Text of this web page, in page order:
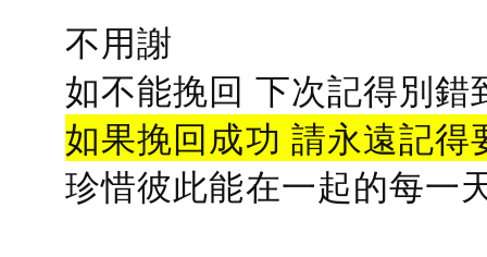
不用謝
如不能挽回 下次記得別錯
如果挽回成功 請永遠記得
珍惜彼此能在一起的每一